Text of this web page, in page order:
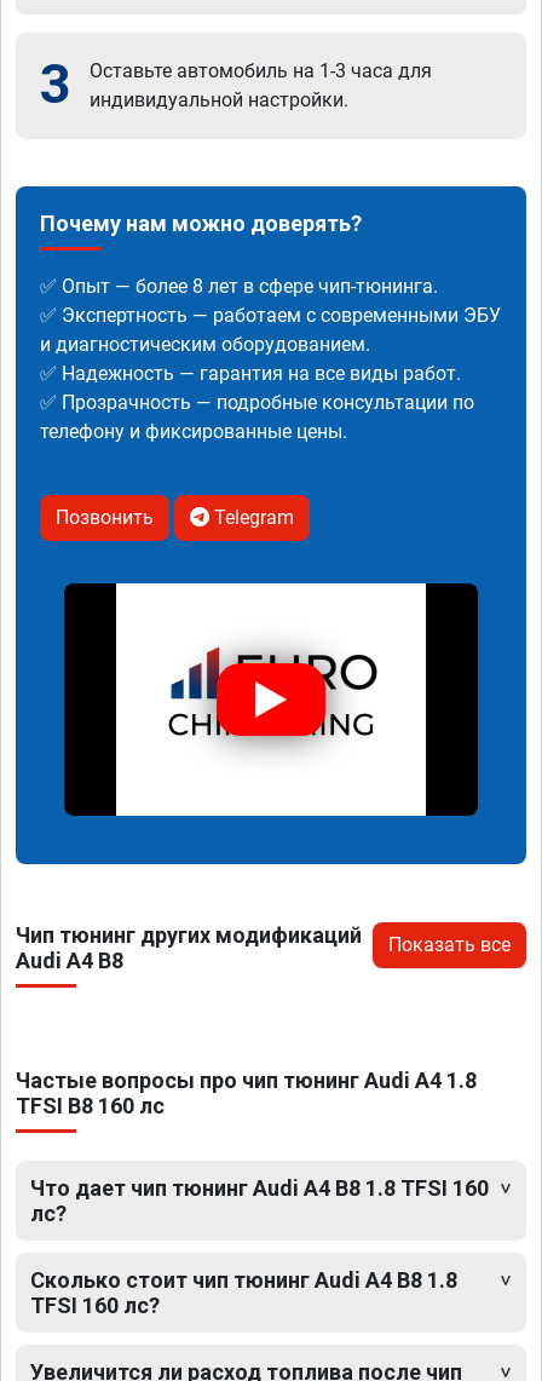
3
Оставьте автомобиль на 1-3 часа для
индивидуальной настройки.
Почему нам можно доверять?
✅ Опыт — более 8 лет в сфере чип-тюнинга.
✅ Экспертность — работаем с современными ЭБУ
и диагностическим оборудованием.
✅ Надежность — гарантия на все виды работ.
✅ Прозрачность — подробные консультации по
телефону и фиксированные цены.
Позвонить Telegram
Чип тюнинг других модификаций
Audi A4 B8
Показать все
Частые вопросы про чип тюнинг Audi A4 1.8
TFSI B8 160 лс
Что дает чип тюнинг Audi A4 B8 1.8 TFSI 160
лс?
Сколько стоит чип тюнинг Audi A4 B8 1.8
TFSI 160 лс?
Увеличится ли расход топлива после чип